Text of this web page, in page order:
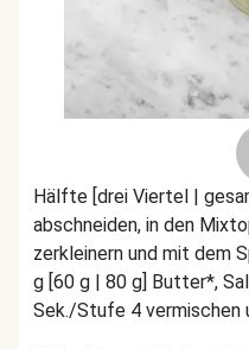
Hälfte [drei Viertel |
abschneiden, in den
zerkleinern und mit dem
g [60 g | 80 g] Butter*,
Sek./Stufe 4 vermischen